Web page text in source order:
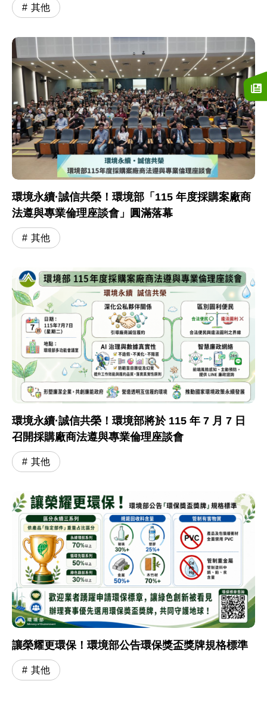
其他
環境永續·誠信共榮！環境部「115 年度採購案廠商
法遵與專業倫理座談會」圓滿落幕
其他
環境永續·誠信共榮！環境部將於 115 年 7 月 7 日
召開採購廠商法遵與專業倫理座談會
其他
讓榮耀更環保！環境部公告環保獎盃獎牌規格標準
其他